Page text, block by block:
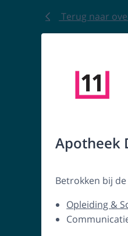
Terug naar
Apotheek
Betrokken bij
Opleiding &